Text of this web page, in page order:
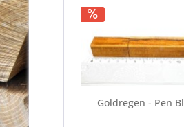
Goldregen - Pen